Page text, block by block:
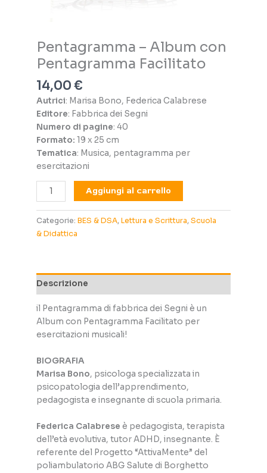
Pentagramma – Album con
Pentagramma Facilitato
14,00€
Autrici: Marisa Bono, Federica Calabrese
Editore: Fabbrica dei Segni
Numero di pagine: 40
Formato: 19 x 25 cm
Tematica: Musica, pentagramma per
esercitazioni
Pentagramma
-
Album
con
Pentagramma
Aggiungi al carrello
Categorie: BES & DSA, Lettura e Scrittura, Scuola
& Didattica
Descrizione
il Pentagramma di fabbrica dei Segni è un
Album con Pentagramma Facilitato per
esercitazioni musicali!
BIOGRAFIA
Marisa Bono, psicologa specializzata in
psicopatologia dell’apprendimento,
pedagogista e insegnante di scuola primaria.
Federica Calabrese è pedagogista, terapista
dell’età evolutiva, tutor ADHD, insegnante. È
referente del Progetto “AttivaMente” del
poliambulatorio ABG Salute di Borghetto